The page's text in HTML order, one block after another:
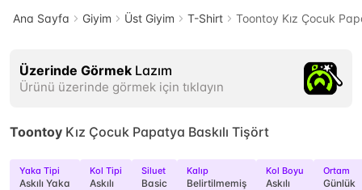
Ana Sayfa Giyim Üst Giyim T-Shirt Toontoy Kız Çocuk
Üzerinde Görmek Lazım
Ürünü üzerinde görmek için tıklayın
Toontoy Kız Çocuk Papatya Baskılı Tişört
Yaka Tipi
Askılı Yaka
Kol Tipi
Askılı
Siluet
Basic
Kalıp
Belirtilmemiş
Kol Boyu
Askılı
Ortam
Günlük